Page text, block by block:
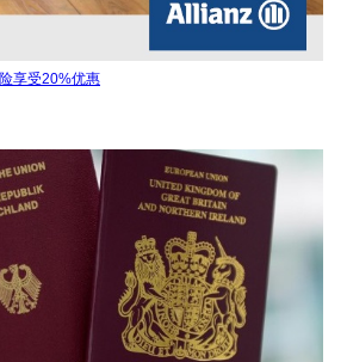
享受20%优惠